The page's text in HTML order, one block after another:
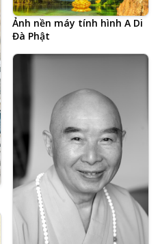
Ảnh nền máy tính hình A Di
Đà Phật